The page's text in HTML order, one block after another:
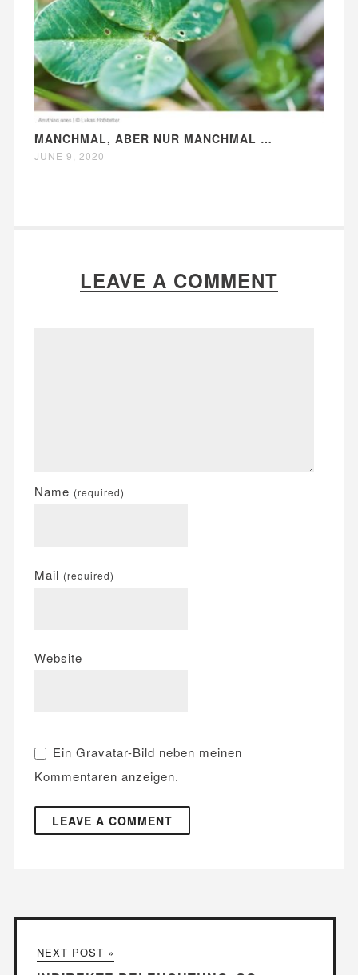
MANCHMAL, ABER NUR MANCHMAL …
JUNE 9, 2020
LEAVE A COMMENT
Name (required)
Mail (required)
Website
Ein Gravatar-Bild neben meinen
Kommentaren anzeigen.
NEXT POST »